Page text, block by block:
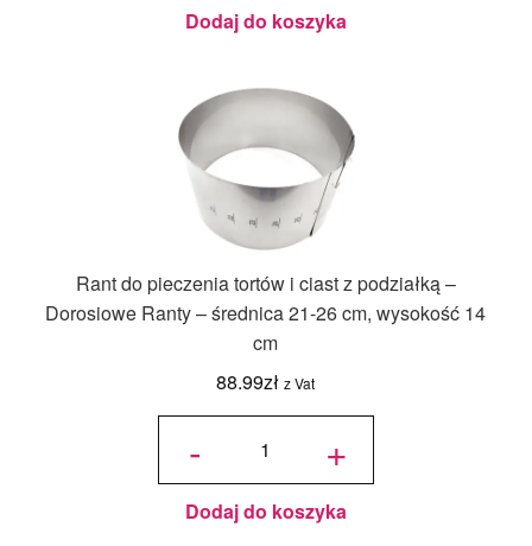
średnica
12-15 cm,
wysokość
Dodaj do koszyka
Rant do pieczenia tortów i ciast z podziałką –
Dorosiowe Ranty – średnica 21-26 cm, wysokość 14
cm
88.99zł z Vat
-
ilość Rant
tortów i
ciast z
podziałką
-
Dorosiowe
średnica
21-26 cm,
wysokość
+
Dodaj do koszyka